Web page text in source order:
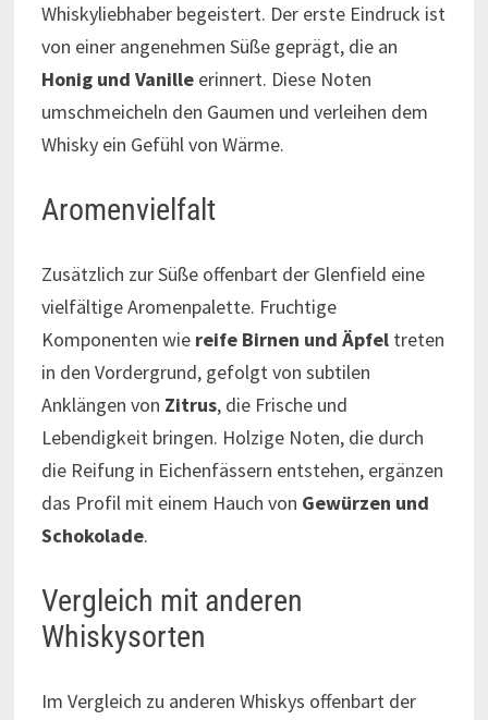
Whiskyliebhaber begeistert. Der erste Eindruck ist
von einer angenehmen Süße geprägt, die an
Honig und Vanilleerinnert. Diese Noten
umschmeicheln den Gaumen und verleihen dem
Whisky ein Gefühl von Wärme.
Aromenvielfalt
Zusätzlich zur Süße offenbart der Glenfield eine
vielfältige Aromenpalette. Fruchtige
Komponenten wie reife Birnen und Äpfeltreten
in den Vordergrund, gefolgt von subtilen
Anklängen von Zitrus, die Frische und
Lebendigkeit bringen. Holzige Noten, die durch
die Reifung in Eichenfässern entstehen, ergänzen
das Profil mit einem Hauch von Gewürzen und
Schokolade.
Vergleich mit anderen
Whiskysorten
Im Vergleich zu anderen Whiskys offenbart der